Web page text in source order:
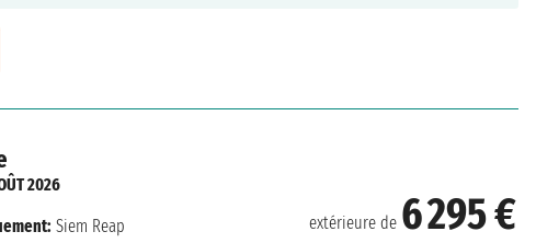
extérieure de 6 295 €
2026
Siem Reap